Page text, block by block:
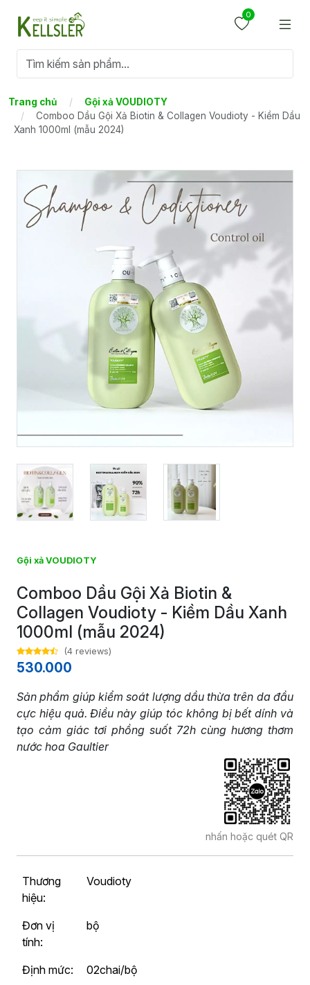
0
Trang chủ
Gội xả VOUDIOTY
Comboo Dầu Gội Xả Biotin & Collagen Voudioty - Kiềm Dầu
Xanh 1000ml (mẫu 2024)
Gội xả VOUDIOTY
Comboo Dầu Gội Xả Biotin &
Collagen Voudioty - Kiềm Dầu Xanh
1000ml (mẫu 2024)
(4 reviews)
530.000
Sản phẩm giúp kiểm soát lượng dầu thừa trên da đầu
cực hiệu quả. Điều này giúp tóc không bị bết dính và
tạo cảm giác tơi phồng suốt 72h cùng hương thơm
nước hoa Gaultier
nhấn hoặc quét QR
Thương
hiệu:
Voudioty
Đơn vị
tính:
bộ
Định mức:
02chai/bộ